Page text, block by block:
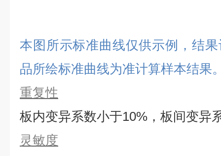
本图所示标准曲线仅供示例，结
品所绘标准曲线为准计算样本结果
重复性
板内变异系数小于10%，板间变异
灵敏度